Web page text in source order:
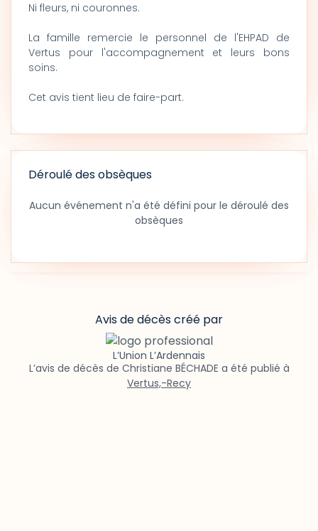
Ni fleurs, ni couronnes.
La famille remercie le personnel de l'EHPAD de
Vertus pour l'accompagnement et leurs bons
soins.
Cet avis tient lieu de faire-part.
Déroulé des obsèques
Aucun événement n'a été défini pour le déroulé des
obsèques
Avis de décès créé par
L’Union L’Ardennais
L’avis de décès de Christiane BÉCHADE a été publié à
Vertus,-Recy